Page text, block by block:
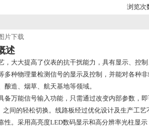
浏览次
片下载
述
，大大提高了仪表的抗干扰能力，具有显示、控
多种物理量检测信号的显示及控制，并能对各种
造、烟草、航天基地等领域。
备万能信号输入功能，只需通过改变内部参数，
之间的轻松切换。线路板经过优化设计及生产工
性。采用高亮度LED数码显示和高分辨率光柱显